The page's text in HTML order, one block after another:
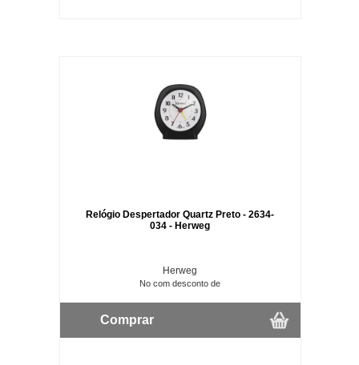
Relógio Despertador Quartz Preto - 2634-
034 - Herweg
Herweg
No com desconto de
Comprar